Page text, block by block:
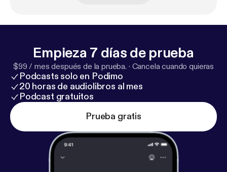
Empieza 7 días de prueba
$99 / mes después de la prueba. · Cancela cuando quieras
Podcasts solo en Podimo
20 horas de audiolibros al mes
Podcast gratuitos
Prueba gratis